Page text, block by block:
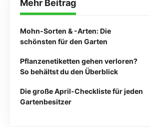
Mehr Beitrag
Mohn-Sorten & -Arten: Die
schönsten für den Garten
Pflanzenetiketten gehen verloren?
So behältst du den Überblick
Die große April-Checkliste für jeden
Gartenbesitzer